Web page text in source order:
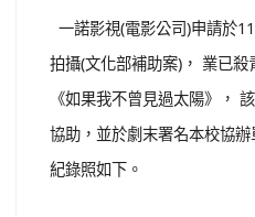
一諾影視(電影公司)申請於
拍攝(文化部補助案)， 業已
《如果我不曾見過太陽》，
協助，並於劇末署名本校協
紀錄照如下。